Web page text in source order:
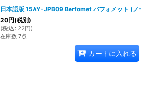
日本語版 15AY-JPB09 Berfomet バフォメット (ノ
20円(税別)
(税込 : 22円)
在庫数 7点
カートに入れる